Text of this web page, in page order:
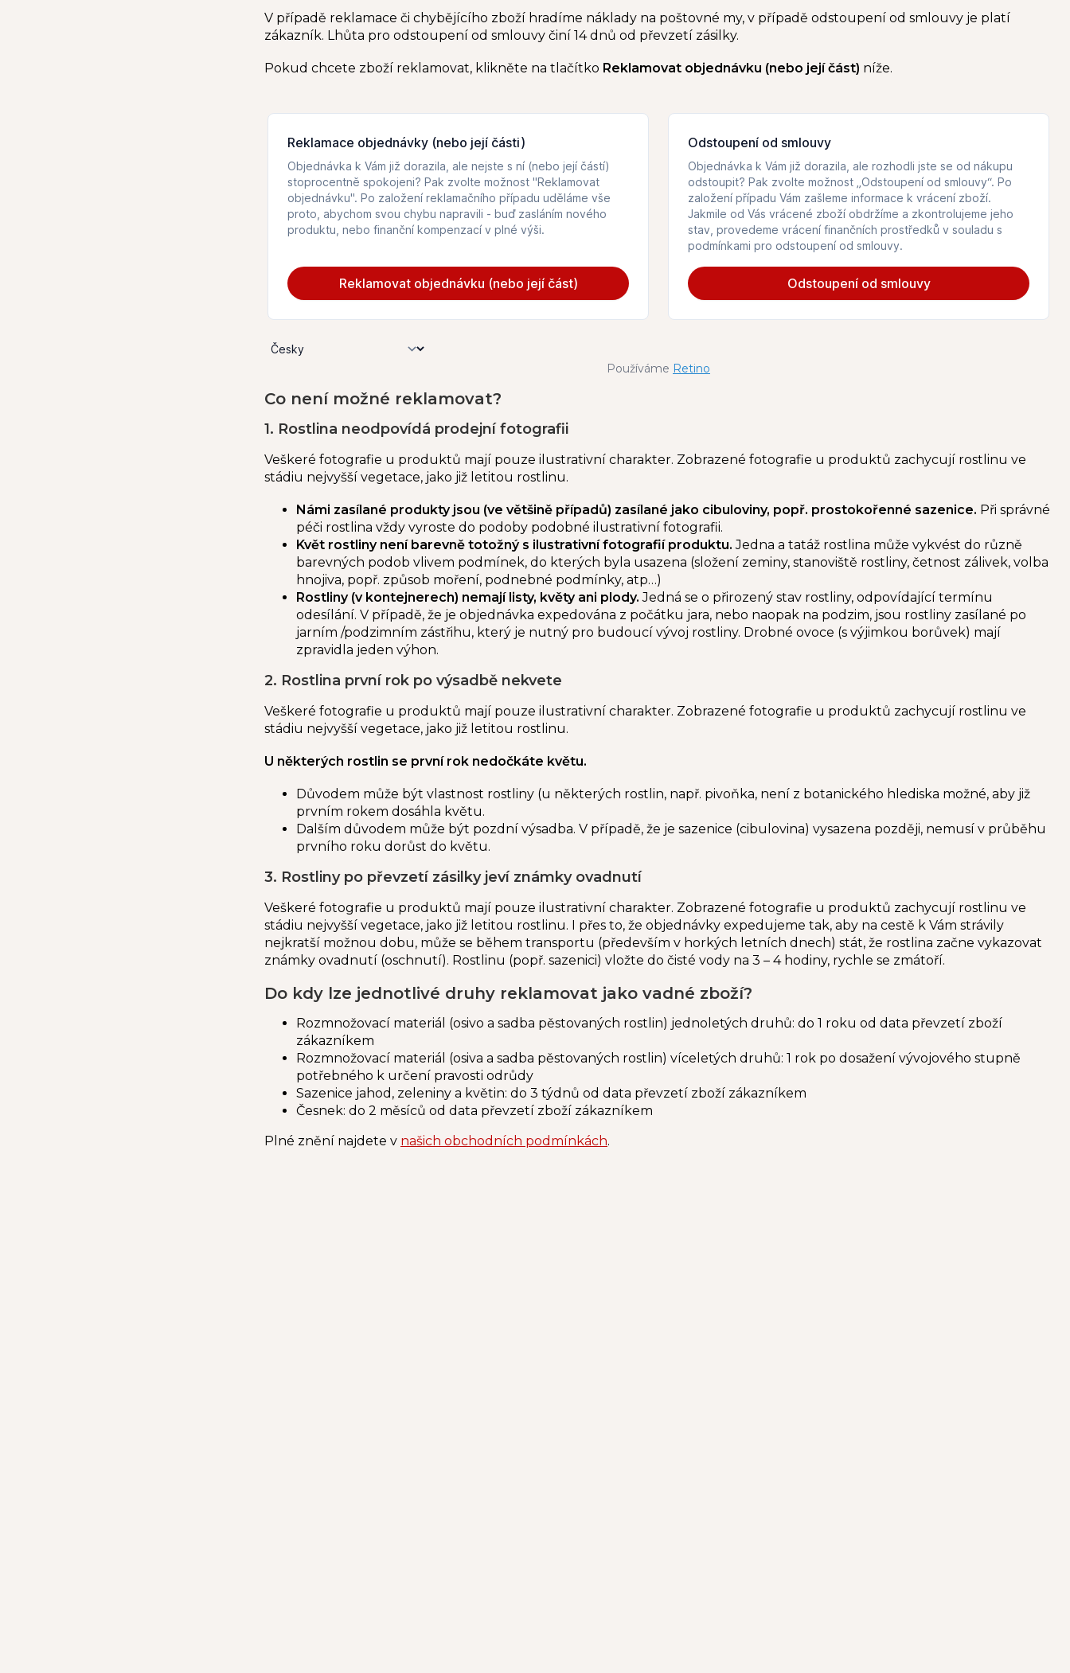
V případě reklamace či chybějícího zboží hradíme náklady na poštovné my, v případě odstoupení od smlouvy je platí
zákazník. Lhůta pro odstoupení od smlouvy činí 14 dnů od převzetí zásilky.
Pokud chcete zboží reklamovat, klikněte na tlačítko Reklamovat objednávku (nebo její část) níže.
Používáme Retino
Co není možné reklamovat?
1. Rostlina neodpovídá prodejní fotografii
Veškeré fotografie u produktů mají pouze ilustrativní charakter. Zobrazené fotografie u produktů zachycují rostlinu ve
stádiu nejvyšší vegetace, jako již letitou rostlinu.
Námi zasílané produkty jsou (ve většině případů) zasílané jako cibuloviny, popř. prostokořenné sazenice. Při správné
péči rostlina vždy vyroste do podoby podobné ilustrativní fotografii.
Květ rostliny není barevně totožný s ilustrativní fotografií produktu.Jedna a tatáž rostlina může vykvést do různě
barevných podob vlivem podmínek, do kterých byla usazena (složení zeminy, stanoviště rostliny, četnost zálivek, volba
hnojiva, popř. způsob moření, podnebné podmínky, atp…)
Rostliny (v kontejnerech) nemají listy, květy ani plody.Jedná se o přirozený stav rostliny, odpovídající termínu
odesílání. V případě, že je objednávka expedována z počátku jara, nebo naopak na podzim, jsou rostliny zasílané po
jarním /podzimním zástřihu, který je nutný pro budoucí vývoj rostliny. Drobné ovoce (s výjimkou borůvek) mají
zpravidla jeden výhon.
2. Rostlina první rok po výsadbě nekvete
Veškeré fotografie u produktů mají pouze ilustrativní charakter. Zobrazené fotografie u produktů zachycují rostlinu ve
stádiu nejvyšší vegetace, jako již letitou rostlinu.
U některých rostlin se první rok nedočkáte květu.
Důvodem může být vlastnost rostliny (u některých rostlin, např. pivoňka, není z botanického hlediska možné, aby již
prvním rokem dosáhla květu.
Dalším důvodem může být pozdní výsadba. V případě, že je sazenice (cibulovina) vysazena později, nemusí v průběhu
prvního roku dorůst do květu.
3. Rostliny po převzetí zásilky jeví známky ovadnutí
Veškeré fotografie u produktů mají pouze ilustrativní charakter. Zobrazené fotografie u produktů zachycují rostlinu ve
stádiu nejvyšší vegetace, jako již letitou rostlinu. I přes to, že objednávky expedujeme tak, aby na cestě k Vám strávily
nejkratší možnou dobu, může se během transportu (především v horkých letních dnech) stát, že rostlina začne vykazovat
známky ovadnutí (oschnutí). Rostlinu (popř. sazenici) vložte do čisté vody na 3 – 4 hodiny, rychle se zmátoří.
Do kdy lze jednotlivé druhy reklamovat jako vadné zboží?
Rozmnožovací materiál (osivo a sadba pěstovaných rostlin) jednoletých druhů: do 1 roku od data převzetí zboží
zákazníkem
Rozmnožovací materiál (osiva a sadba pěstovaných rostlin) víceletých druhů: 1 rok po dosažení vývojového stupně
potřebného k určení pravosti odrůdy
Sazenice jahod, zeleniny a květin: do 3 týdnů od data převzetí zboží zákazníkem
Česnek: do 2 měsíců od data převzetí zboží zákazníkem
Plné znění najdete v našich obchodních podmínkách.